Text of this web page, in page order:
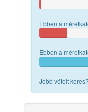
Ebben a
Ebben a
Jobb vételt keres?